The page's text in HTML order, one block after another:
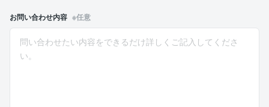
お問い合わせ内容 ※任意